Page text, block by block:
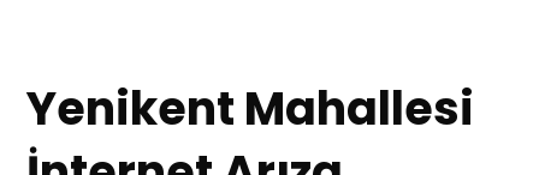
Yenikent Mahallesi